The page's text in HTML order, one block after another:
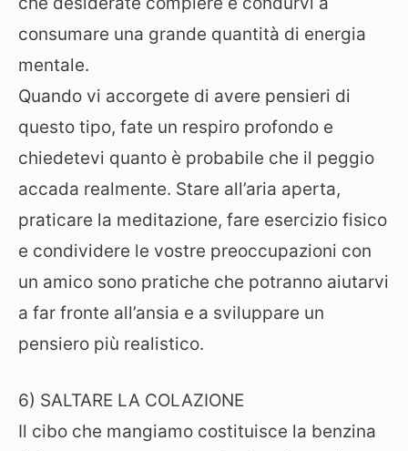
consumare una grande quantità di energia
mentale.
Quando vi accorgete di avere pensieri di
questo tipo, fate un respiro profondo e
chiedetevi quanto è probabile che il peggio
accada realmente. Stare all’aria aperta,
praticare la meditazione, fare esercizio fisico
e condividere le vostre preoccupazioni con
un amico sono pratiche che potranno aiutarvi
a far fronte all’ansia e a sviluppare un
pensiero più realistico.
6) SALTARE LA COLAZIONE
Il cibo che mangiamo costituisce la benzina